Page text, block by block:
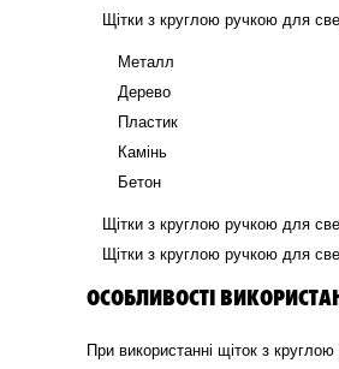
Щітки з круглою ручкою для
Металл
Дерево
Пластик
Камінь
Бетон
Щітки з круглою ручкою для
Щітки з круглою ручкою для
ОСОБЛИВОСТІ
При використанні щіток з